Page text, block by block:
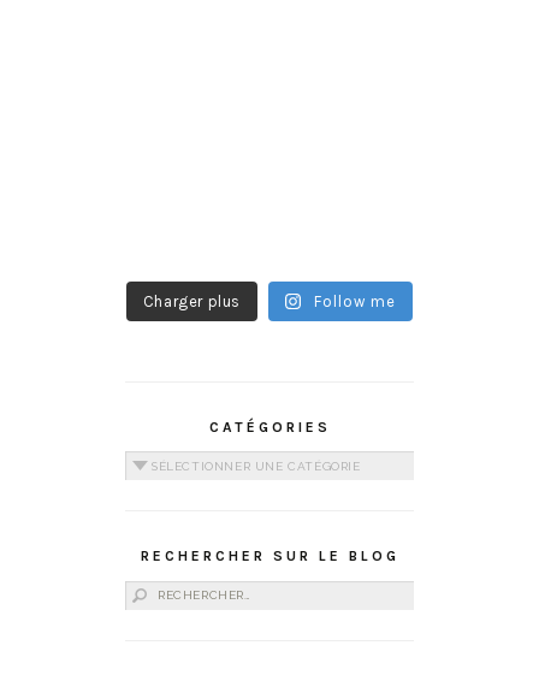
Charger plus Follow me
CATÉGORIES
Catégories
RECHERCHER SUR LE BLOG
Rechercher :